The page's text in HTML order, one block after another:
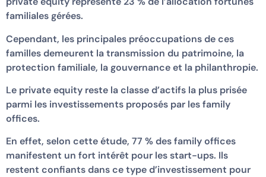
familiales gérées.
Cependant, les principales préoccupations de ces
familles demeurent la transmission du patrimoine, la
protection familiale, la gouvernance et la philanthropie.
Le private equity reste la classe d’actifs la plus prisée
parmi les investissements proposés par les family
offices.
En effet, selon cette étude, 77 % des family offices
manifestent un fort intérêt pour les start-ups. Ils
restent confiants dans ce type d’investissement pour